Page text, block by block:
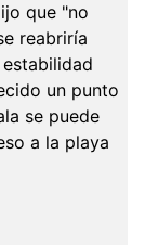
que "no
reabriría
un punto
se puede
a la playa